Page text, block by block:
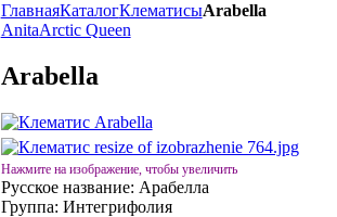
ГлавнаяКаталогКлематисыArabella
AnitaArctic Queen
Arabella
Нажмите на изображение, чтобы увеличить
Русское название: Арабелла
Группа: Интегрифолия